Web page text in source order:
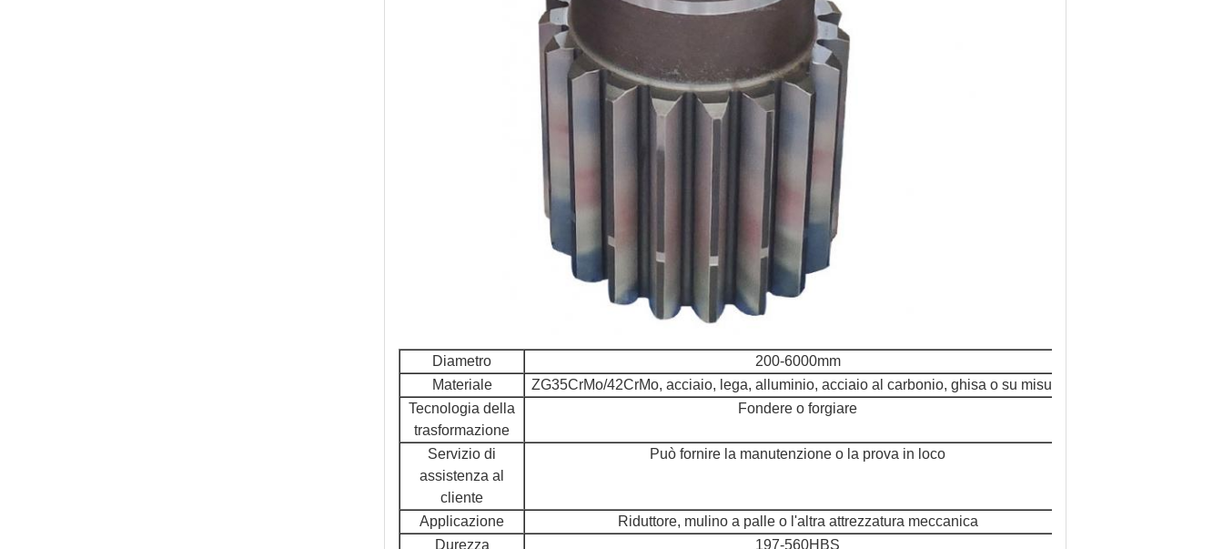
Diametro
200-6000mm
Materiale
ZG35CrMo/42CrMo, acciaio, lega, alluminio, acciaio al carbonio, ghisa o su misura
Tecnologia della
trasformazione
Fondere o forgiare
Servizio di
assistenza al
cliente
Può fornire la manutenzione o la prova in loco
Applicazione
Riduttore, mulino a palle o l'altra attrezzatura meccanica
Durezza
197-560HBS